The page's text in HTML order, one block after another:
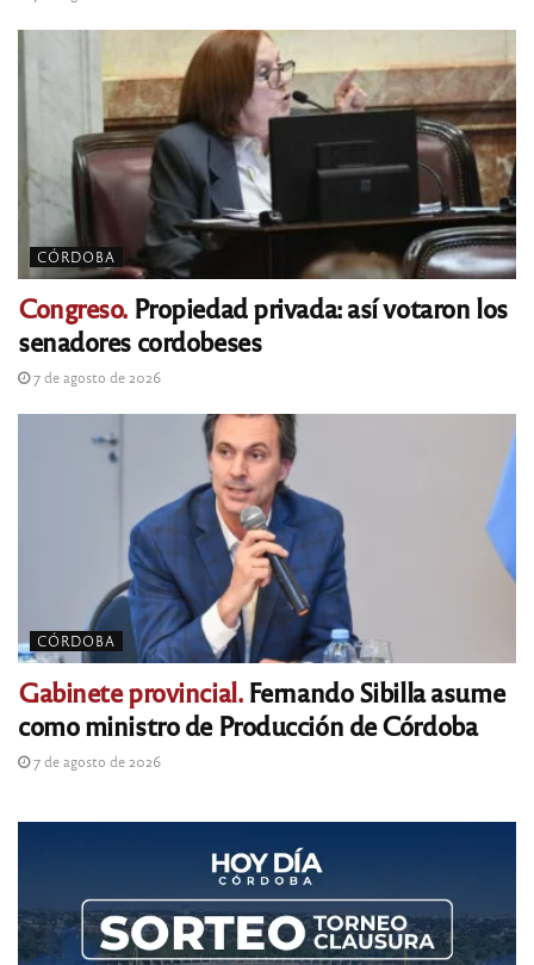
CÓRDOBA
Congreso. Propiedad privada: así votaron los
senadores cordobeses
7 de agosto de 2026
CÓRDOBA
Gabinete provincial.Fernando Sibilla asume
como ministro de Producción de Córdoba
7 de agosto de 2026